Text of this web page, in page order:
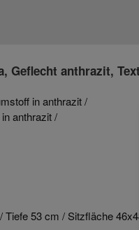
Geflecht anthrazit,
in anthrazit /
anthrazit /
53 cm / Sitzfläche